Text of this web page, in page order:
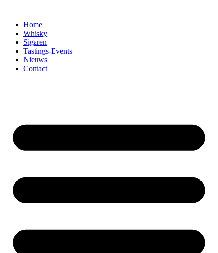
Home
Whisky
Sigaren
Tastings-Events
Nieuws
Contact